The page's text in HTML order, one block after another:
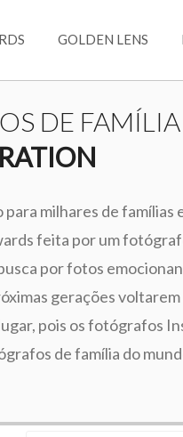
GOLDEN LENS
DE
milhares de famílias
feita por um
por fotos
gerações
pois os fotógrafos
de família do